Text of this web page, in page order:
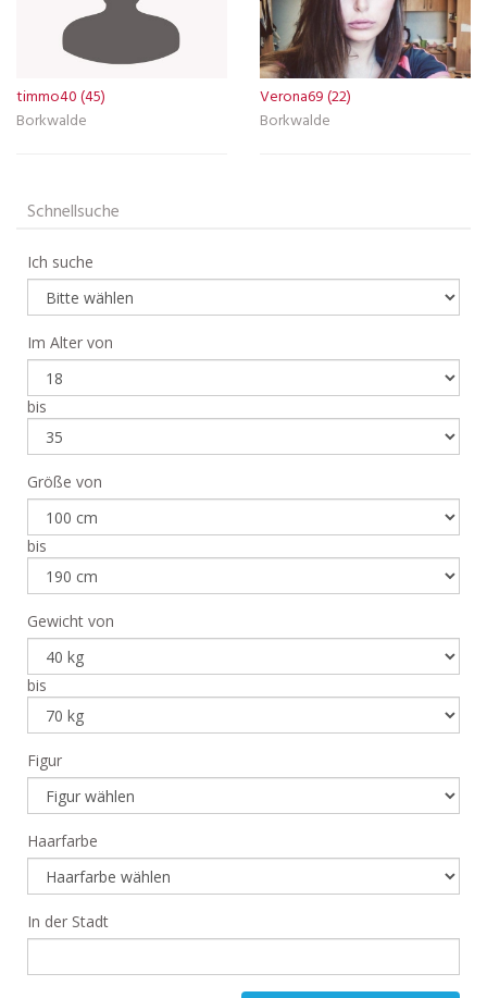
timmo40 (45)
Borkwalde
Verona69 (22)
Borkwalde
Schnellsuche
Ich suche
Im Alter von
bis
Größe von
bis
Gewicht von
bis
Figur
Haarfarbe
In der Stadt